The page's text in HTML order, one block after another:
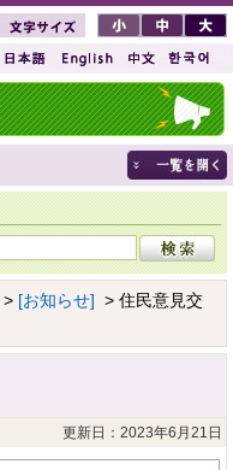
> [お知らせ] > 住民意見交
更新日：2023年6月21日